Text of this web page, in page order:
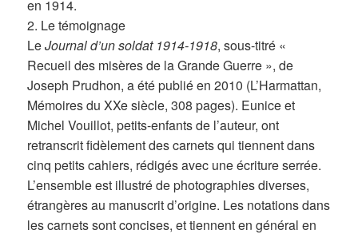
en 1914.
2. Le témoignage
LeJournal d’un soldat 1914-1918, sous-titré «
Recueil des misères de la Grande Guerre », de
Joseph Prudhon, a été publié en 2010 (L’Harmattan,
Mémoires du XXe siècle, 308 pages). Eunice et
Michel Vouillot, petits-enfants de l’auteur, ont
retranscrit fidèlement des carnets qui tiennent dans
cinq petits cahiers, rédigés avec une écriture serrée.
L’ensemble est illustré de photographies diverses,
étrangères au manuscrit d’origine. Les notations dans
les carnets sont concises, et tiennent en général en